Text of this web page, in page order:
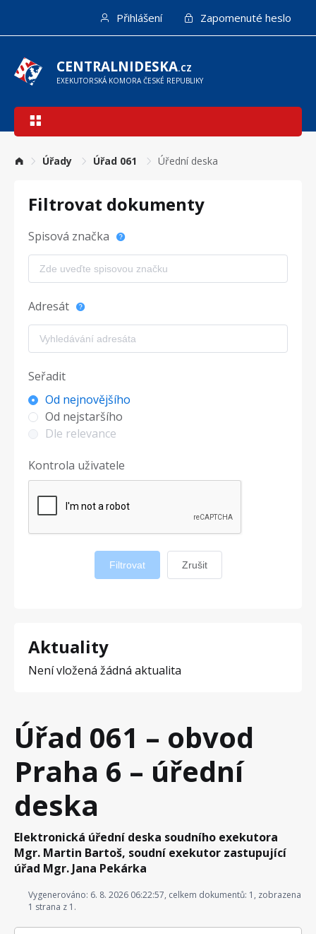
hlavnímu
obsahu
Přihlášení Zapomenuté heslo
CENTRALNIDESKA.CZ
EXEKUTORSKÁ KOMORA ČESKÉ REPUBLIKY
Hlavní
navigace
Úřady Úřad 061 Úřední deska
Filtrovat dokumenty
Spisová značka
Adresát
Seřadit
Od nejnovějšího
Od nejstaršího
Dle relevance
Kontrola uživatele
Filtrovat Zrušit
Aktuality
Není vložená žádná aktualita
Úřad 061 – obvod
Praha 6 – úřední
deska
Elektronická úřední deska soudního exekutora
Mgr. Martin Bartoš, soudní exekutor zastupující
úřad Mgr. Jana Pekárka
Vygenerováno: 6. 8. 2026 06:22:57, celkem dokumentů: 1, zobrazena
1 strana z 1.